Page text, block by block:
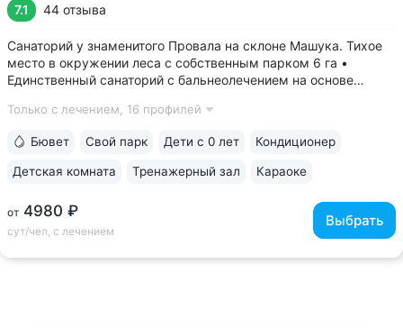
7.1 44 отзыва
Санаторий у знаменитого Провала на склоне Машука. Тихое
место в окружении леса с собственным парком 6 га •
Единственный санаторий с бальнеолечением на основе
ингаляции, орошения. Природная минеральная вода
Только с лечением, 16 профилей
от 4980 ₽
сут/чел, с лечением
Выбрать
Бювет Свой парк Дети с 0 лет Кондиционер
Детская комната Тренажерный зал Караоке